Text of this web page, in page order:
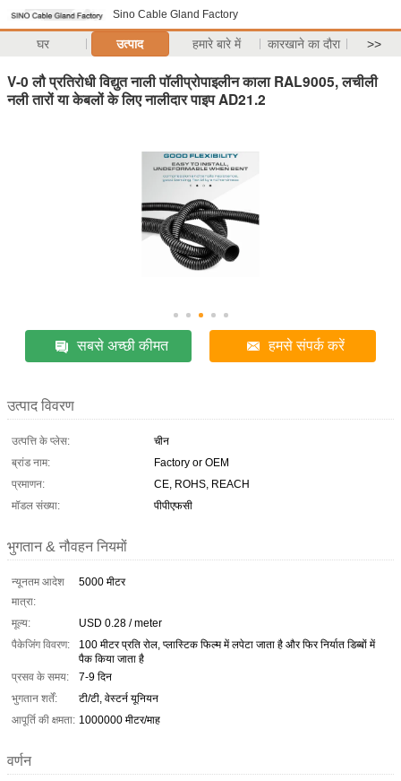
Sino Cable Gland Factory
घर उत्पाद हमारे बारे में कारखाने का दौरा >>
V-0 लौ प्रतिरोधी विद्युत नाली पॉलीप्रोपाइलीन काला RAL9005, लचीली
नली तारों या केबलों के लिए नालीदार पाइप AD21.2
सबसे अच्छी कीमत हमसे संपर्क करें
उत्पाद विवरण
उत्पत्ति के प्लेस:
चीन
ब्रांड नाम:
Factory or OEM
प्रमाणन:
CE, ROHS, REACH
मॉडल संख्या:
पीपीएफसी
भुगतान & नौवहन नियमों
न्यूनतम आदेश
मात्रा:
5000 मीटर
मूल्य:
USD 0.28 / meter
पैकेजिंग विवरण:
100 मीटर प्रति रोल, प्लास्टिक फिल्म में लपेटा जाता है और फिर निर्यात डिब्बों में
पैक किया जाता है
प्रसव के समय:
7-9 दिन
भुगतान शर्तें:
टी/टी, वेस्टर्न यूनियन
आपूर्ति की क्षमता: 1000000 मीटर/माह
वर्णन